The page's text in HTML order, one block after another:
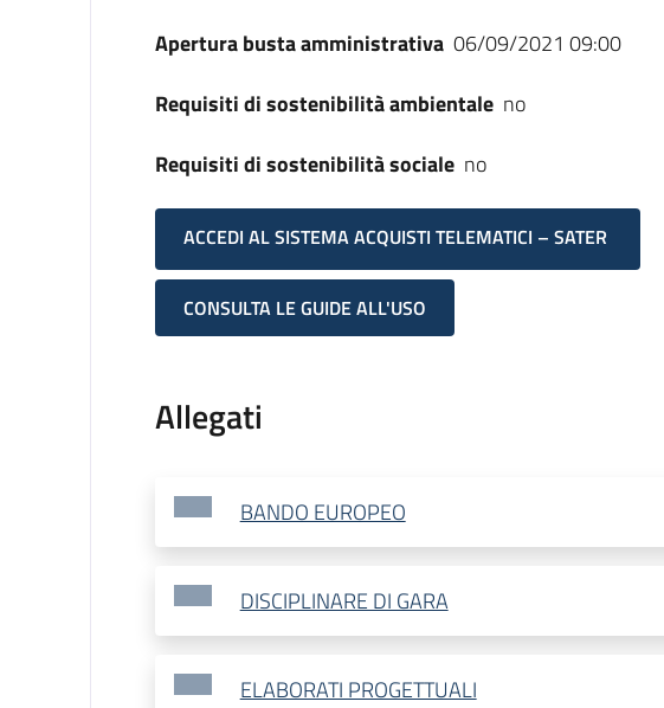
Apertura busta amministrativa 06/09/2021 09:00
Requisiti di sostenibilità ambientale no
Requisiti di sostenibilità sociale no
ACCEDI AL SISTEMA ACQUISTI TELEMATICI – SATER
CONSULTA LE GUIDE ALL'USO
Allegati
BANDO EUROPEO
DISCIPLINARE DI GARA
ELABORATI PROGETTUALI